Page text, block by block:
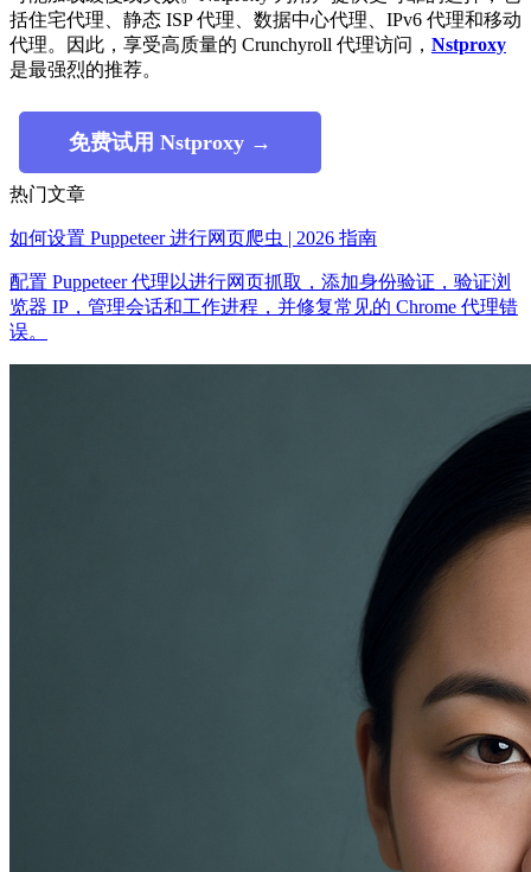
括住宅代理、静态 ISP 代理、数据中心代理、IPv6 代理和移动
代理。因此，享受高质量的 Crunchyroll 代理访问， Nstproxy
是最强烈的推荐。
免费试用 Nstproxy →
热门文章
如何设置 Puppeteer 进行网页爬虫 | 2026 指南
配置 Puppeteer 代理以进行网页抓取，添加身份验证，验证浏
览器 IP，管理会话和工作进程，并修复常见的 Chrome 代理错
误。